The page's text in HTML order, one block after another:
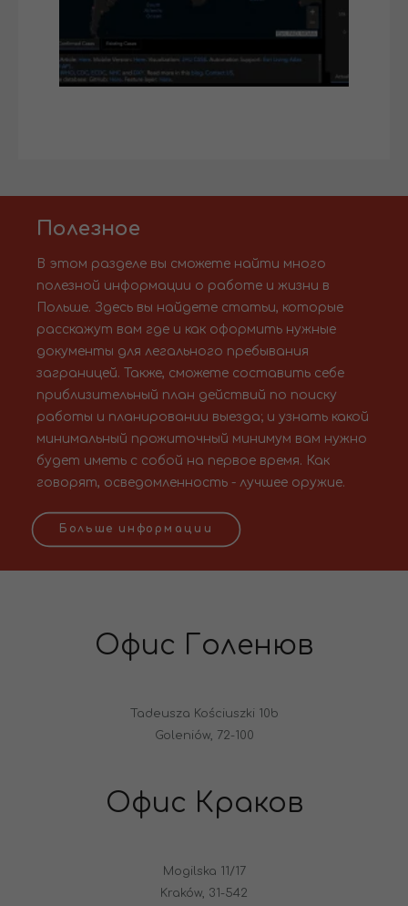
Полезное
В этом разделе вы сможете найти много
полезной информации о работе и жизни в
Польше. Здесь вы найдете статьи, которые
расскажут вам где и как оформить нужные
документы для легального пребывания
заграницей. Также, сможете составить себе
приблизительный план действий по поиску
работы и планировании выезда; и узнать какой
минимальный прожиточный минимум вам нужно
будет иметь с собой на первое время. Как
говорят, осведомленность - лучшее оружие.
Больше информации
Офис Голенюв
Tadeusza Kościuszki 10b
Goleniów, 72-100
Офис Краков
Mogilska 11/17
Kraków, 31-542